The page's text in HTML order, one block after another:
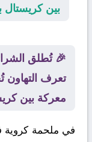
بين كريستال
🎉 تُطلق
تعرف
معركة بين
في ملحمة